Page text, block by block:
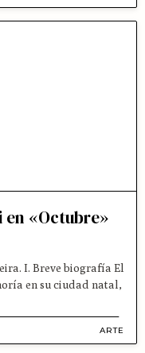
ARTE
«Octubre»
I. Breve biografía El
en su ciudad natal,